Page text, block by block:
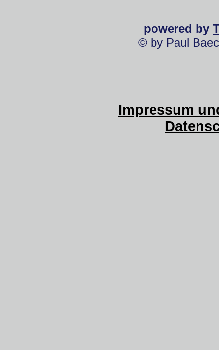
powered by
© by Paul
Impressum